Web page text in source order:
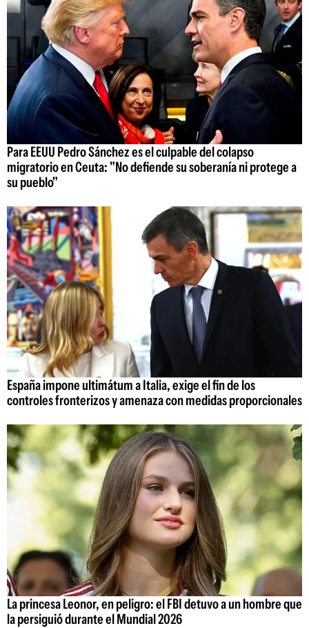
Para EEUU Pedro Sánchez es el culpable del colapso
migratorio en Ceuta: "No defiende su soberanía ni protege a
su pueblo"
España impone ultimátum a Italia, exige el fin de los
controles fronterizos y amenaza con medidas proporcionales
La princesa Leonor, en peligro: el FBI detuvo a un hombre que
la persiguió durante el Mundial 2026